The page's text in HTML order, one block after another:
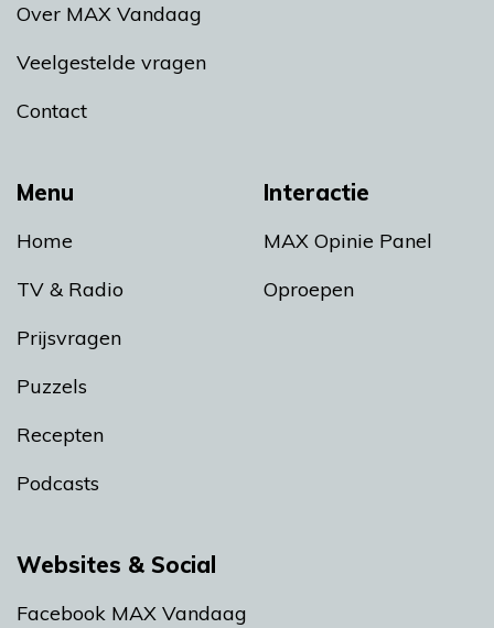
Menu
Home
TV & Radio
Prijsvragen
Puzzels
Recepten
Podcasts
Interactie
MAX Opinie Panel
Oproepen
Over MAX Vandaag
Veelgestelde vragen
Contact
Websites & Social
Facebook MAX Vandaag